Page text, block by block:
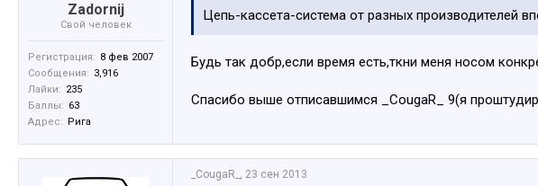
Zadornij
Свой человек
Регистрация: 8 фев 2007
Сообщения: 3,916
Лайки: 235
Баллы: 63
Адрес:
Рига
Цепь-кассета-система от разных производителей
Будь так добр,если время есть,ткни меня носом
Спасибо выше отписавшимся _CougaR_ 9(я
_CougaR_ , 23 сен 2013